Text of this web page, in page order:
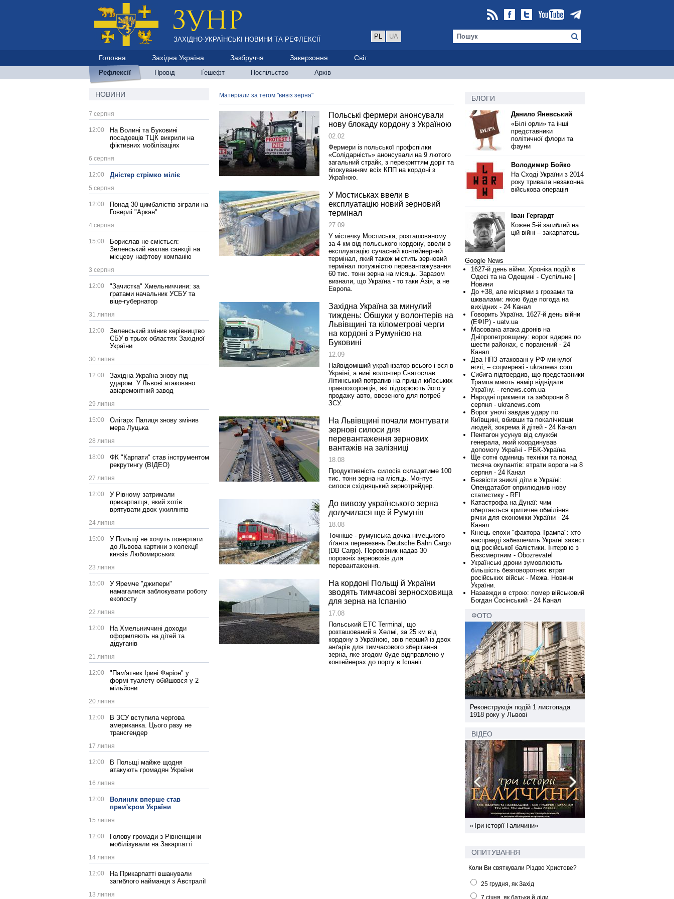
ЗАХІДНО-УКРАЇНСЬКІ НОВИНИ ТА РЕФЛЕКСІЇ PL UA
Головна Західна Україна Зазбруччя Закерзоння Світ
Рефлексії Провід Ґешефт Поспільство Архів
НОВИНИ
7 серпня
12:00
На Волині та Буковині
посадовців ТЦК викрили на
фіктивних мобілізаціях
6 серпня
12:00 Дністер стрімко міліє
5 серпня
12:00
Понад 30 цимбалістів зіграли на
Говерлі "Аркан"
4 серпня
15:00
Борислав не сміється:
Зеленський наклав санкції на
місцеву нафтову компанію
3 серпня
12:00
"Зачистка" Хмельниччини: за
ґратами начальник УСБУ та
віце-губернатор
31 липня
12:00
Зеленський змінив керівництво
СБУ в трьох областях Західної
України
30 липня
12:00
Західна Україна знову під
ударом. У Львові атаковано
авіаремонтний завод
29 липня
15:00
Олігарх Палиця знову змінив
мера Луцька
28 липня
18:00
ФК "Карпати" став інструментом
рекрутингу (ВІДЕО)
27 липня
12:00
У Рівному затримали
прикарпатця, який хотів
врятувати двох ухилянтів
24 липня
15:00
У Польщі не хочуть повертати
до Львова картини з колекції
князів Любомирських
23 липня
15:00
У Яремче "джипери"
намагалися заблокувати роботу
екопосту
22 липня
12:00
На Хмельниччині доходи
оформляють на дітей та
дідуганів
21 липня
12:00
"Пам'ятник Ірині Фаріон" у
формі туалету обійшовся у 2
мільйони
20 липня
12:00
В ЗСУ вступила чергова
американка. Цього разу не
трансгендер
17 липня
12:00
В Польщі майже щодня
атакують громадян України
16 липня
12:00
Волиняк вперше став
прем'єром України
15 липня
12:00
Голову громади з Рівненщини
мобілізували на Закарпатті
14 липня
12:00
На Прикарпатті вшанували
загиблого найманця з Австралії
13 липня
Матеріали за тегом "вивіз зерна"
Польські фермери анонсували
нову блокаду кордону з Україною
02.02
Фермери із польської профспілки
«Солідарність» анонсували на 9 лютого
загальний страйк, з перекриттям доріг та
блокуванням всіх КПП на кордоні з
Україною.
У Мостиськах ввели в
експлуатацію новий зерновий
термінал
27.09
У містечку Мостиська, розташованому
за 4 км від польського кордону, ввели в
експлуатацію сучасний контейнерний
термінал, який також містить зерновий
термінал потужністю перевантажування
60 тис. тонн зерна на місяць. Заразом
визнали, що Україна ‑ то таки Азія, а не
Европа.
Західна Україна за минулий
тиждень: Обшуки у волонтерів на
Львівщині та кілометрові черги
на кордоні з Румунією на
Буковині
12.09
Найвідоміший українізатор всього і вся в
Україні, а нині волонтер Святослав
Літинський потрапив на приціл київських
правоохоронців, які підозрюють його у
продажу авто, ввезеного для потреб
ЗСУ.
На Львівщині почали монтувати
зернові силоси для
перевантаження зернових
вантажів на залізниці
18.08
Продуктивність силосів складатиме 100
тис. тонн зерна на місяць. Монтує
силоси східняцький зернотрейдер.
До вивозу українського зерна
долучилася ще й Румунія
18.08
Точніше ‑ румунська дочка німецького
ґіґанта перевезень Deutsche Bahn Cargo
(DB Cargo). Перевізник надав 30
порожніх зерновозів для
перевантаження.
На кордоні Польщі й України
зводять тимчасові зерносховища
для зерна на Іспанію
17.08
Польський ETC Terminal, що
розташований в Хелмі, за 25 км від
кордону з Україною, звів перший із двох
анґарів для тимчасового зберігання
зерна, яке згодом буде відправлено у
контейнерах до порту в Іспанії.
БЛОГИ
Данило Яневський
«Білі орли» та інші
представники
політичної флори та
фауни
Володимир Бойко
На Сході України з 2014
року тривала незаконна
військова операція
Іван Гергардт
Кожен 5-й загиблий на
цій війні – закарпатець
Google News
1627-й день війни. Хроніка подій в
Одесі та на Одещині - Суспільне |
Новини
До +38, але місцями з грозами та
шквалами: якою буде погода на
вихідних - 24 Канал
Говорить Україна. 1627-й день війни
(ЕФІР) - uatv.ua
Масована атака дронів на
Дніпропетровщину: ворог вдарив по
шести районах, є поранений - 24
Канал
Два НПЗ атаковані у РФ минулої
ночі, – соцмережі - ukranews.com
Сибига підтвердив, що представники
Трампа мають намір відвідати
Україну. - renews.com.ua
Народні прикмети та заборони 8
серпня - ukranews.com
Ворог уночі завдав удару по
Київщині, вбивши та покалічивши
людей, зокрема й дітей - 24 Канал
Пентагон усунув від служби
генерала, який координував
допомогу Україні - РБК-Україна
Ще сотні одиниць техніки та понад
тисяча окупантів: втрати ворога на 8
серпня - 24 Канал
Безвісти зниклі діти в Україні:
Опендатабот оприлюднив нову
статистику - RFI
Катастрофа на Дунаї: чим
обертається критичне обміління
річки для економіки України - 24
Канал
Кінець епохи "фактора Трампа": хто
насправді забезпечить Україні захист
від російської балістики. Інтерв’ю з
Безсмертним - Obozrevatel
Українські дрони зумовлюють
більшість безповоротних втрат
російських військ - Межа. Новини
України.
Назавжди в строю: помер військовий
Богдан Сосінський - 24 Канал
ФОТО
Реконструкція подій 1 листопада
1918 року у Львові
ВІДЕО
«Три історії Галичини»
ОПИТУВАННЯ
Коли Ви святкували Різдво Христове?
25 грудня, як Захід
7 січня, як батьки й діди